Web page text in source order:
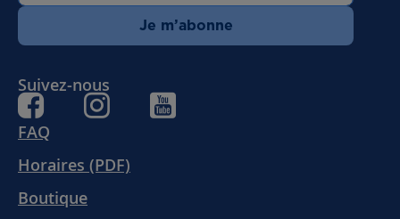
FAQ
Horaires (PDF)
Boutique
Je m’abonne
Suivez-nous